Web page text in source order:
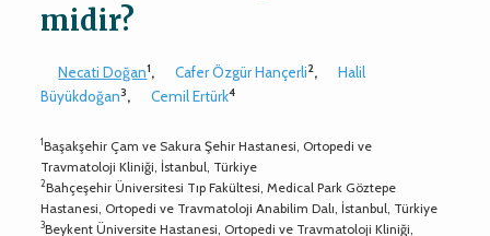
midir?
Necati Doğan1, Cafer Özgür Hançerli2,
Halil
Büyükdoğan3, Cemil Ertürk4
1Başakşehir Çam ve Sakura Şehir Hastanesi, Ortopedi ve
Travmatoloji Kliniği, İstanbul, Türkiye
2Bahçeşehir Üniversitesi Tıp Fakültesi, Medical Park Göztepe
Hastanesi, Ortopedi ve Travmatoloji Anabilim Dalı, İstanbul, Türkiye
3Beykent Üniversite Hastanesi, Ortopedi ve Travmatoloji Kliniği,